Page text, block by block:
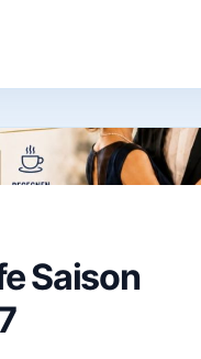
Saison